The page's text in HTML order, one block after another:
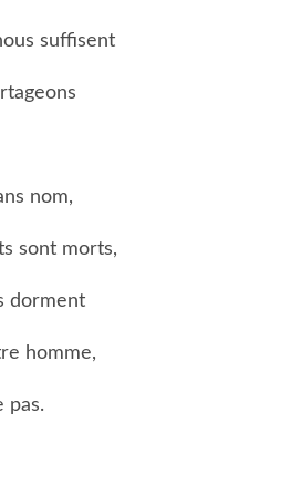
suffisent
nom,
sont morts,
dorment
homme,
pas.